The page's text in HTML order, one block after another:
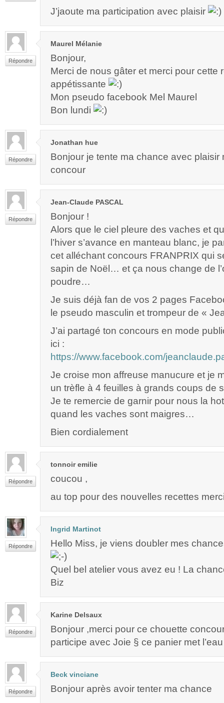
J’jaoute ma participation avec plaisir
Répondre
Maurel Mélanie
Bonjour,
Merci de nous gâter et merci pour cette
appétissante
Mon pseudo facebook Mel Maurel
Bon lundi
Répondre
Jonathan hue
Bonjour je tente ma chance avec plaisir
concour
Répondre
Jean-Claude PASCAL
Bonjour !
Alors que le ciel pleure des vaches et
l’hiver s’avance en manteau blanc, je
cet alléchant concours FRANPRIX qui
sapin de Noël… et ça nous change de
poudre…
Je suis déjà fan de vos 2 pages
le pseudo masculin et trompeur de «
J’ai partagé ton concours en mode
ici :
https://www.facebook.com/
Je croise mon affreuse manucure et je
un trèfle à 4 feuilles à grands coups de
Je te remercie de garnir pour nous la
quand les vaches sont maigres…
Bien cordialement
Répondre
tonnoir emilie
coucou ,
au top pour des nouvelles recettes
Répondre
Ingrid Martinot
Hello Miss, je viens doubler mes
Quel bel atelier vous avez eu ! La
Biz
Répondre
Karine Delsaux
Bonjour ,merci pour ce chouette
participe avec Joie § ce panier met
Répondre
Beck vinciane
Bonjour après avoir tenter ma chance